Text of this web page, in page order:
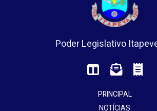
Poder Legislativo
PRINCIPAL
NOTÍCIAS